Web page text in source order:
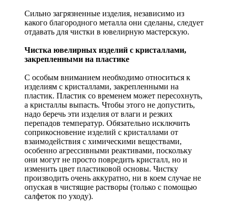
Сильно загрязненные изделия, независимо из
какого благородного металла они сделаны, следует
отдавать для чистки в ювелирную мастерскую.
Чистка ювелирных изделий с кристаллами,
закрепленными на пластике
С особым вниманием необходимо относиться к
изделиям с кристаллами, закрепленными на
пластик. Пластик со временем может пересохнуть,
а кристаллы выпасть. Чтобы этого не допустить,
надо беречь эти изделия от влаги и резких
перепадов температур. Обязательно исключить
соприкосновение изделий с кристаллами от
взаимодействия с химическими веществами,
особенно агрессивными реактивами, поскольку
они могут не просто повредить кристалл, но и
изменить цвет пластиковой основы. Чистку
производить очень аккуратно, ни в коем случае не
опуская в чистящие растворы (только с помощью
салфеток по уходу).